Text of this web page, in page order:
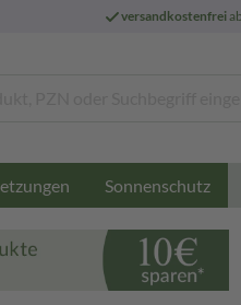
versandkostenfrei
Sonnenschutz